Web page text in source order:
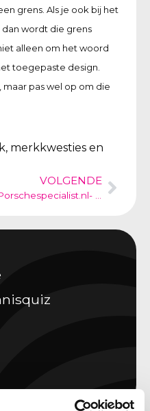
grens. Als je ook bij het
wordt die grens
alleen om het woord
toegepaste design.
pas wel op om die
merkkwesties en
VOLGENDE
Porschespecialist.nl- geen officiële dealer- wekken commerciële band